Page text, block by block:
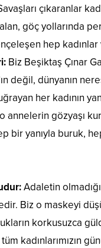
çıkaranlar
göç yollarında
hep kadınlar
Biz Beşiktaş Çınar
değil, dünyanın
her kadının
annelerin gözyaşı
bir yanıyla buruk,
Adaletin
Biz o maskeyi
korkusuzca
kadınlarımızın